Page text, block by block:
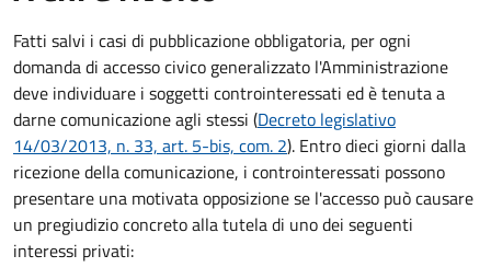
Fatti salvi i casi di pubblicazione obbligatoria, per ogni
domanda di accesso civico generalizzato l'Amministrazione
deve individuare i soggetti controinteressati ed è tenuta a
darne comunicazione agli stessi (Decreto legislativo
14/03/2013, n. 33, art. 5-bis, com. 2). Entro dieci giorni dalla
ricezione della comunicazione, i controinteressati possono
presentare una motivata opposizione se l'accesso può causare
un pregiudizio concreto alla tutela di uno dei seguenti
interessi privati: